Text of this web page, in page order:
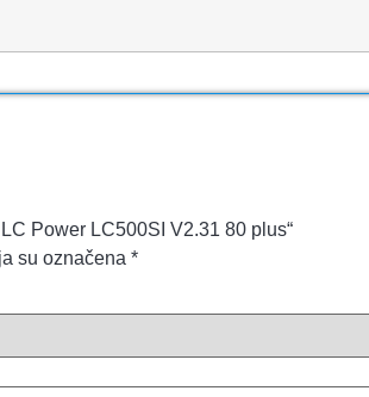
Power LC500SI V2.31 80 plus“
su označena *